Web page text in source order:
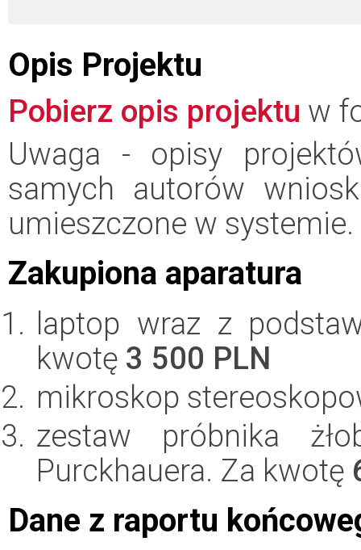
Opis Projektu
Pobierz opis projektu w
Uwaga - opisy
samych autorów
umieszczone w systemie.
Zakupiona aparatura
laptop wraz z
kwotę 3 500 PLN
mikroskop
zestaw próbnika
Purckhauera. Za kwotę
Dane z raportu